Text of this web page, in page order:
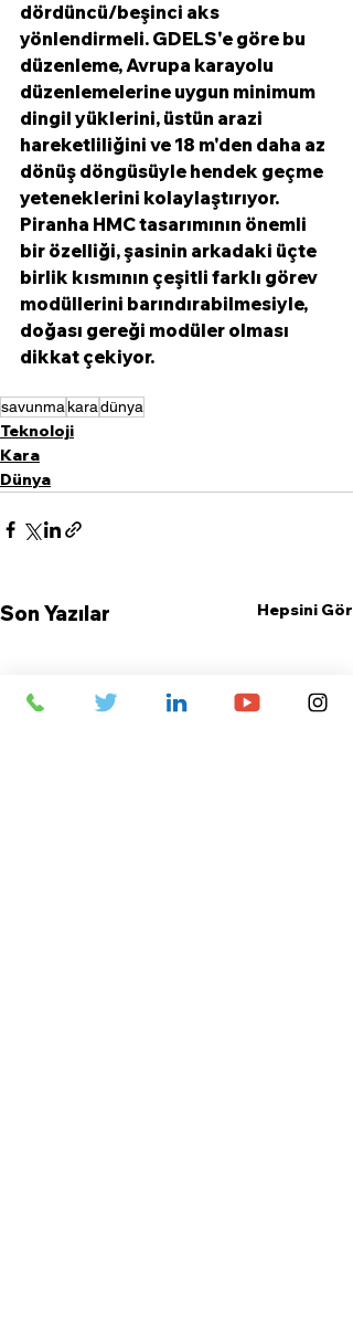
dördüncü/beşinci aks
yönlendirmeli. GDELS'e göre bu
düzenleme, Avrupa karayolu
düzenlemelerine uygun minimum
dingil yüklerini, üstün arazi
hareketliliğini ve 18 m'den daha az
dönüş döngüsüyle hendek geçme
yeteneklerini kolaylaştırıyor.
Piranha HMC tasarımının önemli
bir özelliği, şasinin arkadaki üçte
birlik kısmının çeşitli farklı görev
modüllerini barındırabilmesiyle,
doğası gereği modüler olması
dikkat çekiyor.
savunma karadünya
Teknoloji
Kara
Dünya
Son Yazılar Hepsini Gör